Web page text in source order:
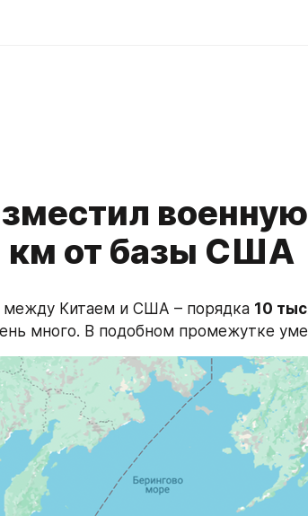
км от базы США
между Китаем и США – порядка 10
много. В подобном промежутке